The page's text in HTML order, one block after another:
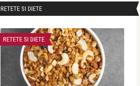
RETETE SI DIETE
RETETE SI DIETE